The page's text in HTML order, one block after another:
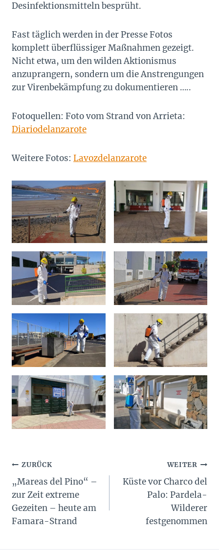
Desinfektionsmitteln besprüht.
Fast täglich werden in der Presse Fotos
komplett überflüssiger Maßnahmen gezeigt.
Nicht etwa, um den wilden Aktionismus
anzuprangern, sondern um die Anstrengungen
zur Virenbekämpfung zu dokumentieren …..
Fotoquellen: Foto vom Strand von Arrieta:
Diariodelanzarote
Weitere Fotos: Lavozdelanzarote
Beitragsnavigation
ZURÜCK
„Mareas del Pino“ –
zur Zeit extreme
Gezeiten – heute am
Famara-Strand
WEITER
Küste vor Charco del
Palo: Pardela-
Wilderer
festgenommen